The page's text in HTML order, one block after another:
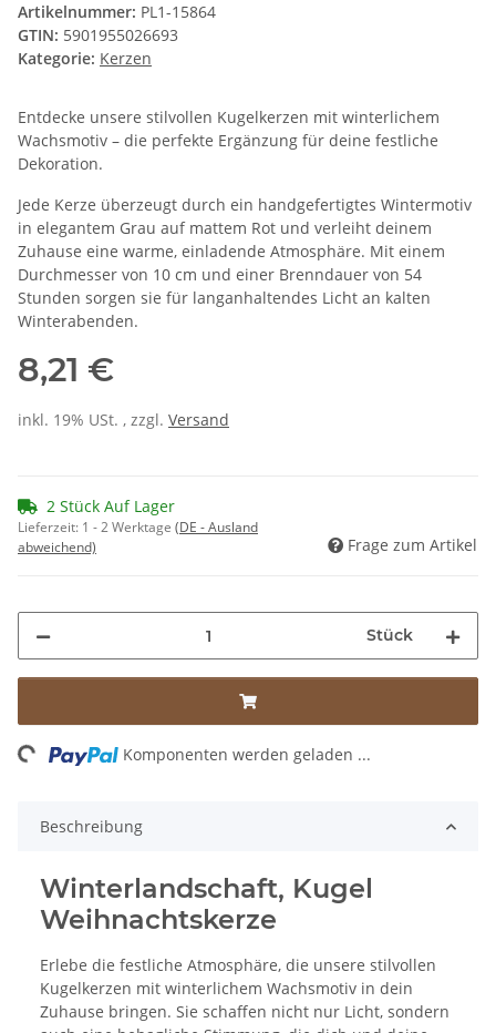
Artikelnummer: PL1-15864
GTIN: 5901955026693
Kategorie: Kerzen
Entdecke unsere stilvollen Kugelkerzen mit winterlichem
Wachsmotiv – die perfekte Ergänzung für deine festliche
Dekoration.
Jede Kerze überzeugt durch ein handgefertigtes Wintermotiv
in elegantem Grau auf mattem Rot und verleiht deinem
Zuhause eine warme, einladende Atmosphäre. Mit einem
Durchmesser von 10 cm und einer Brenndauer von 54
Stunden sorgen sie für langanhaltendes Licht an kalten
Winterabenden.
8,21 €
inkl. 19% USt. , zzgl. Versand
2 Stück Auf Lager
Lieferzeit: 1 - 2 Werktage (DE - Ausland
abweichend)
Frage zum Artikel
Stück
Komponenten werden geladen ...
Beschreibung
Winterlandschaft, Kugel
Weihnachtskerze
Erlebe die festliche Atmosphäre, die unsere stilvollen
Kugelkerzen mit winterlichem Wachsmotiv in dein
Zuhause bringen. Sie schaffen nicht nur Licht, sondern